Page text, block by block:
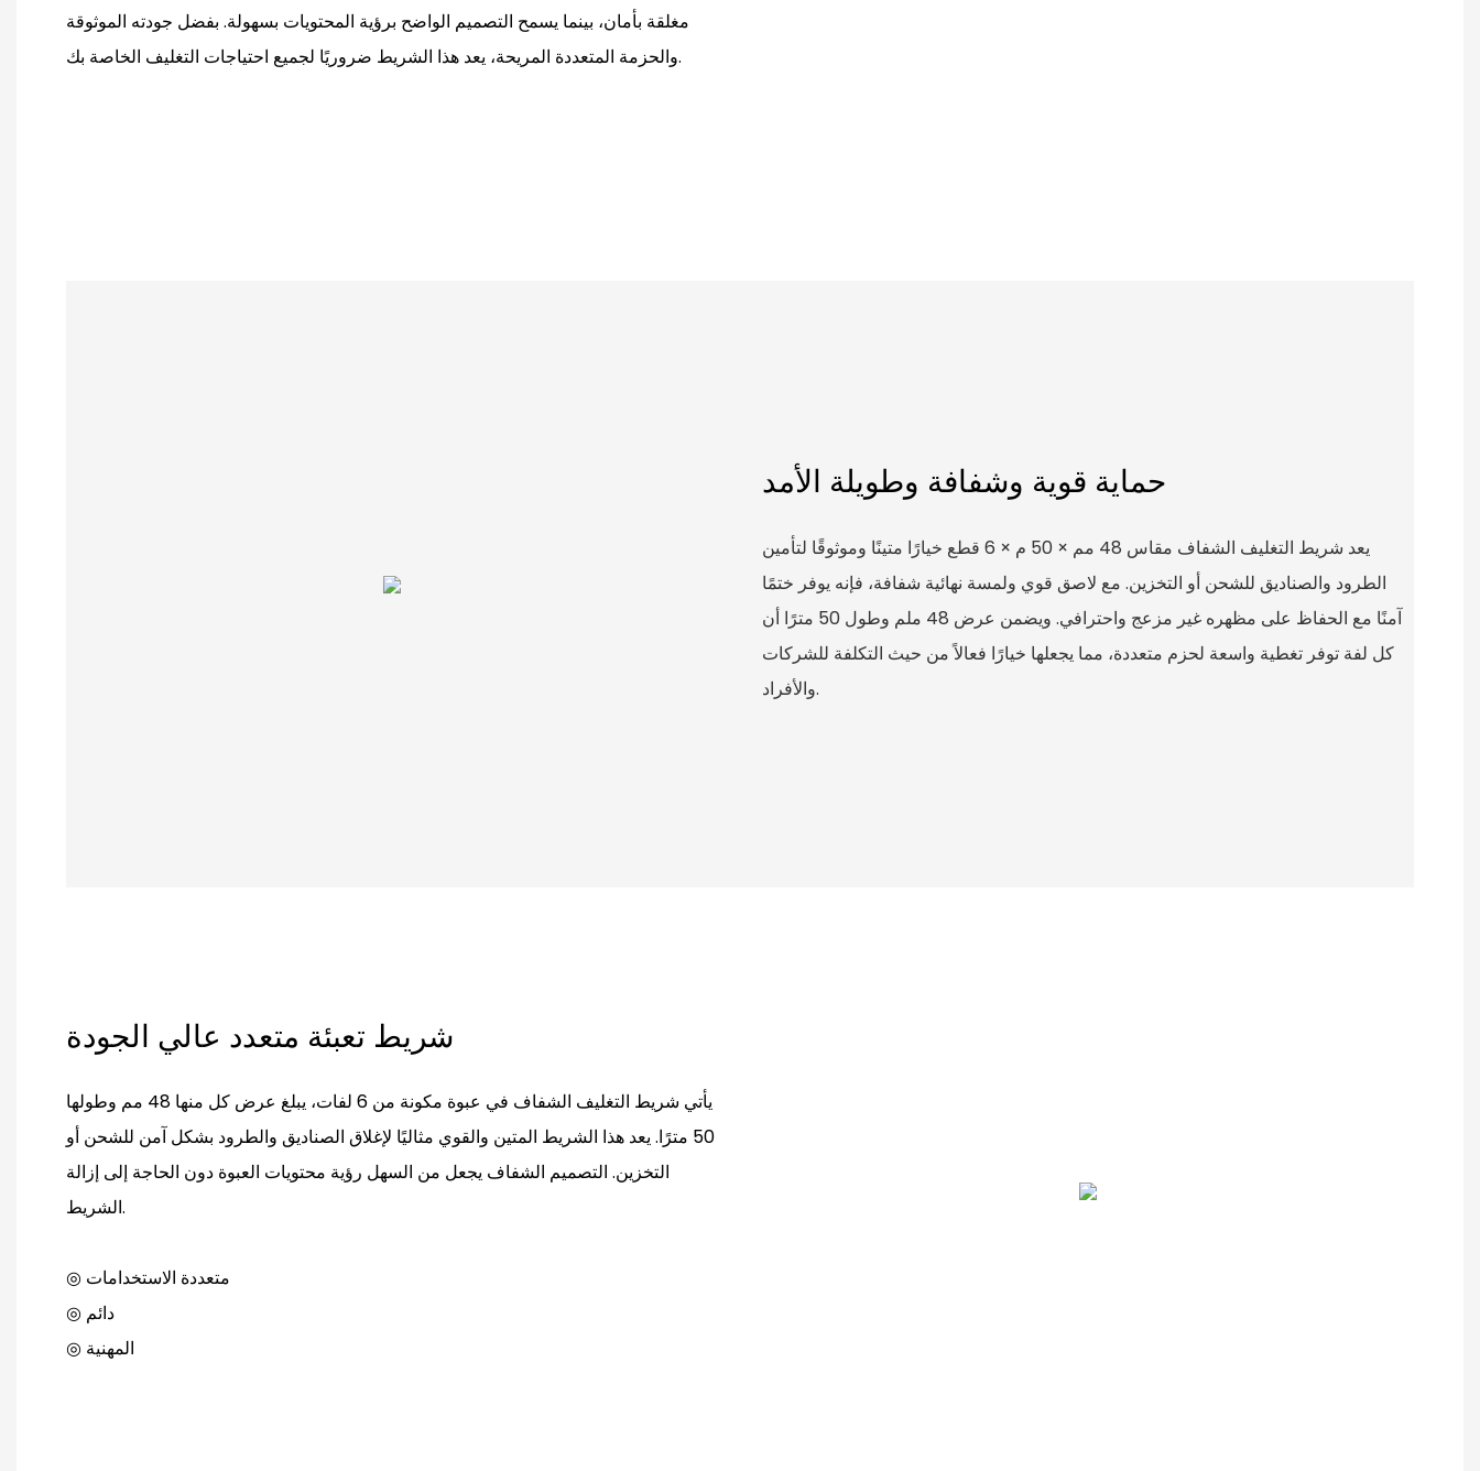
مغلقة بأمان، بينما يسمح التصميم الواضح برؤية المحتويات بسهولة. بفضل جودته الموثوقة
والحزمة المتعددة المريحة، يعد هذا الشريط ضروريًا لجميع احتياجات التغليف الخاصة بك.
حماية قوية وشفافة وطويلة الأمد
يعد شريط التغليف الشفاف مقاس 48 مم × 50 م × 6 قطع خيارًا متينًا وموثوقًا لتأمين
الطرود والصناديق للشحن أو التخزين. مع لاصق قوي ولمسة نهائية شفافة، فإنه يوفر ختمًا
آمنًا مع الحفاظ على مظهره غير مزعج واحترافي. ويضمن عرض 48 ملم وطول 50 مترًا أن
كل لفة توفر تغطية واسعة لحزم متعددة، مما يجعلها خيارًا فعالاً من حيث التكلفة للشركات
والأفراد.
يأتي شريط التغليف الشفاف في عبوة مكونة من 6 لفات، يبلغ عرض كل منها 48 مم وطولها
50 مترًا. يعد هذا الشريط المتين والقوي مثاليًا لإغلاق الصناديق والطرود بشكل آمن للشحن أو
التخزين. التصميم الشفاف يجعل من السهل رؤية محتويات العبوة دون الحاجة إلى إزالة
الشريط.
◎ دائم
◎ المهنية